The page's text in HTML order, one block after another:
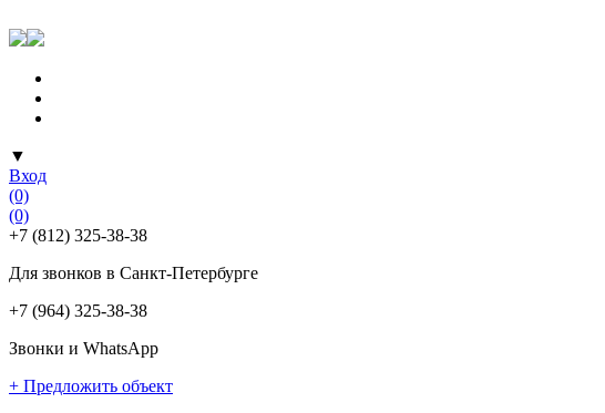
▼
Вход
(0)
(0)
+7 (812) 325-38-38
Для звонков в Санкт-Петербурге
+7 (964) 325-38-38
Звонки и WhatsApp
+ Предложить объект